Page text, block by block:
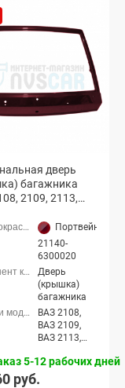
зеленым
дверь
багажника
2109, 2113,
192)
Портвейн
21140-
6300020
Дверь
(крышка)
багажника
ВАЗ 2108,
ВАЗ 2109,
ВАЗ 2113,
5-12 рабочих дней
руб.